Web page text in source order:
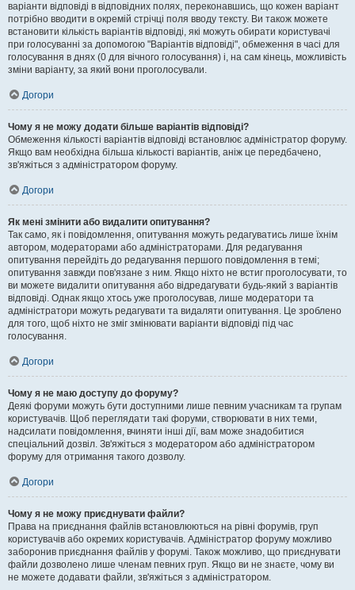
варіанти відповіді в відповідних полях, переконавшись, що кожен варіант
потрібно вводити в окремій стрічці поля вводу тексту. Ви також можете
встановити кількість варіантів відповіді, які можуть обирати користувачі
при голосуванні за допомогою "Варіантів відповіді", обмеження в часі для
голосування в днях (0 для вічного голосування) і, на сам кінець, можливість
зміни варіанту, за який вони проголосували.
Догори
Чому я не можу додати більше варіантів відповіді?
Обмеження кількості варіантів відповіді встановлює адміністратор форуму.
Якщо вам необхідна більша кількості варіантів, аніж це передбачено,
зв'яжіться з адміністратором форуму.
Догори
Як мені змінити або видалити опитування?
Так само, як і повідомлення, опитування можуть редагуватись лише їхнім
автором, модераторами або адміністраторами. Для редагування
опитування перейдіть до редагування першого повідомлення в темі;
опитування завжди пов'язане з ним. Якщо ніхто не встиг проголосувати, то
ви можете видалити опитування або відредагувати будь-який з варіантів
відповіді. Однак якщо хтось уже проголосував, лише модератори та
адміністратори можуть редагувати та видаляти опитування. Це зроблено
для того, щоб ніхто не зміг змінювати варіанти відповіді під час
голосування.
Догори
Чому я не маю доступу до форуму?
Деякі форуми можуть бути доступними лише певним учасникам та групам
користувачів. Щоб переглядати такі форуми, створювати в них теми,
надсилати повідомлення, вчиняти інші дії, вам може знадобитися
спеціальний дозвіл. Зв'яжіться з модератором або адміністратором
форуму для отримання такого дозволу.
Догори
Чому я не можу приєднувати файли?
Права на приєднання файлів встановлюються на рівні форумів, груп
користувачів або окремих користувачів. Адміністратор форуму можливо
заборонив приєднання файлів у форумі. Також можливо, що приєднувати
файли дозволено лише членам певних груп. Якщо ви не знаєте, чому ви
не можете додавати файли, зв'яжіться з адміністратором.